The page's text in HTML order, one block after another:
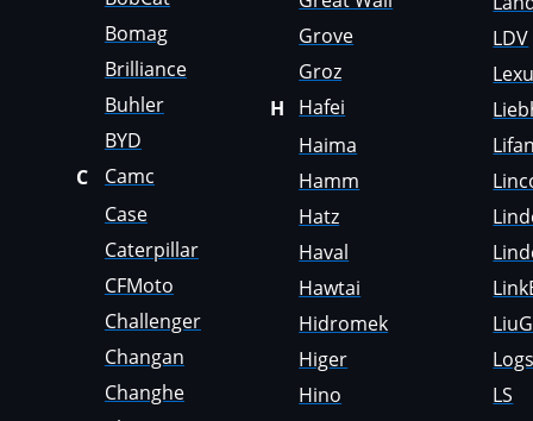
Faresin
Farmtrac
FAW
Fendt
Fiat
Ford
Foton
Freightliner
Furukawa
Bomag
Brilliance
Buhler
BYD
C
Camc
Case
Caterpillar
CFMoto
Challenger
Changan
Changhe
Grove
Groz
H
Hafei
Haima
Hamm
Hatz
Haval
Hawtai
Hidromek
Higer
Hino
LDV
Lifan
LS